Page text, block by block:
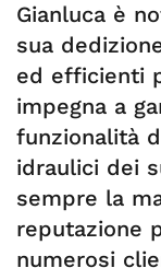
Gianluca è
sua
ed efficienti
impegna a
funzionalità
idraulici dei
sempre la
reputazione
numerosi